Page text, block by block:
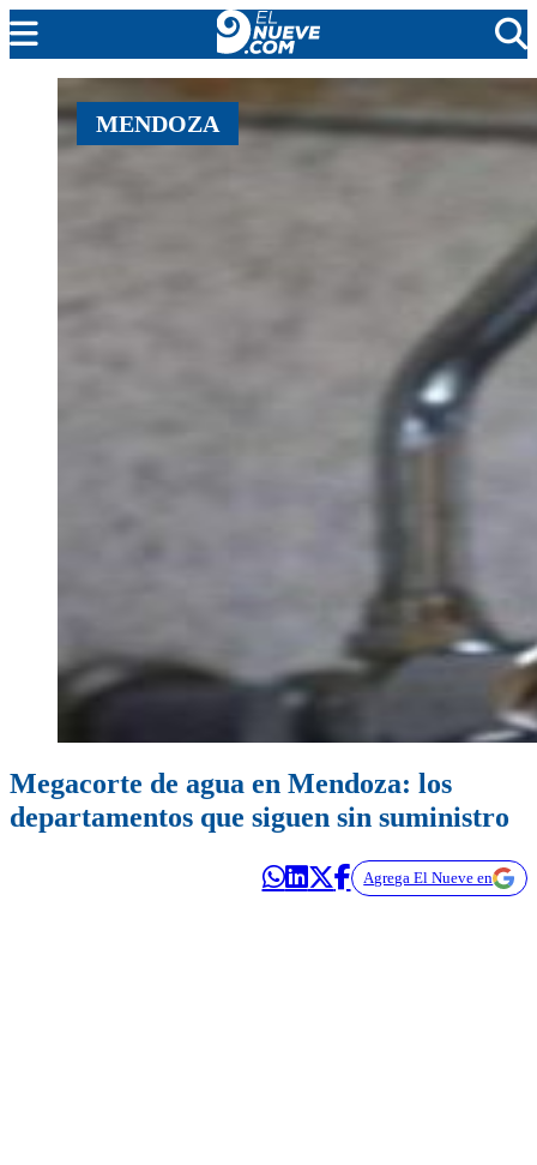
MENDOZA
CADA DÍA
MENDOZA
Megacorte de agua en Mendoza: los
departamentos que siguen sin suministro
Agrega El Nueve en